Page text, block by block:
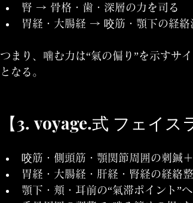
腎 → 骨格・歯・深層の力を司る
胃経・大腸経 → 咬筋・顎下の経絡
つまり、噛む力は“氣の偏り”を示すサ
となる。
【3. voyage.式 フェイス
咬筋・側頭筋・顎関節周囲の刺鍼
胃経・大腸経・肝経・腎経の経絡
顎下・頬・耳前の“氣滞ポイント”